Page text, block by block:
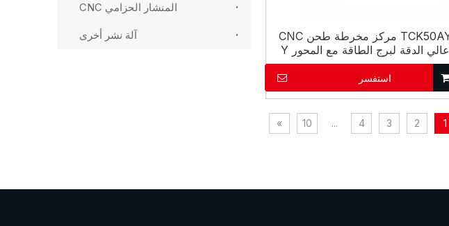
المنشار الحزامي CNC
آلة نشر أخرى
TCK50AY مركز مخرطة طحن CNC
عالي الدقة لبرج الطاقة مع المحور Y
استفسر
1
2
3
4
...
10
»